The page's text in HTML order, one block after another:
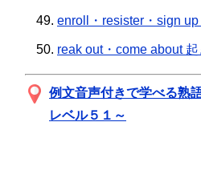
enroll・resister・sign
reak out・come about
例文音声付きで学べる熟
レベル５１～